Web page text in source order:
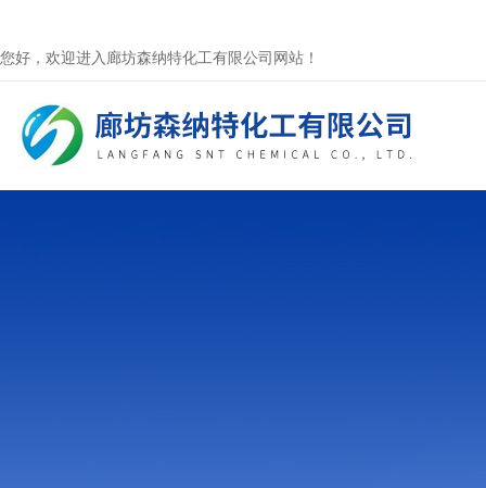
您好，欢迎进入廊坊森纳特化工有限公司网站！